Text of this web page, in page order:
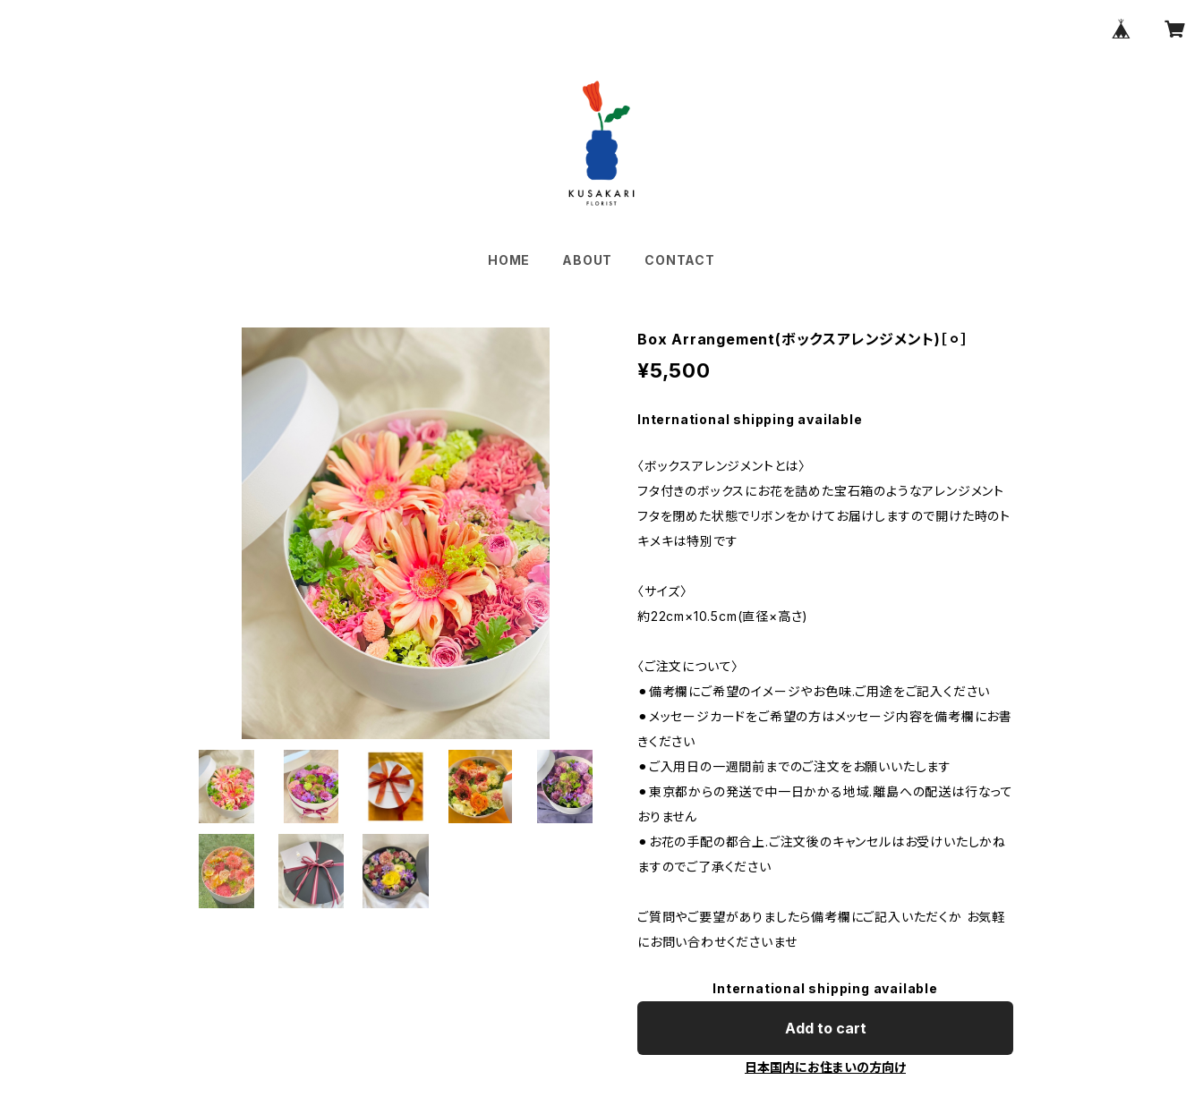
HOME ABOUT CONTACT
Box Arrangement(ボックスアレンジメント)［⚪︎］
¥5,500
International shipping available
〈ボックスアレンジメントとは〉
フタ付きのボックスにお花を詰めた宝石箱のようなアレンジメント
フタを閉めた状態でリボンをかけてお届けしますので開けた時のト
キメキは特別です
〈サイズ〉
約22cm×10.5cm(直径×高さ)
〈ご注文について〉
⚫︎備考欄にご希望のイメージやお色味.ご用途をご記入ください
⚫︎メッセージカードをご希望の方はメッセージ内容を備考欄にお書
きください
⚫︎ご入用日の一週間前までのご注文をお願いいたします
⚫︎東京都からの発送で中一日かかる地域.離島への配送は行なって
おりません
⚫︎お花の手配の都合上.ご注文後のキャンセルはお受けいたしかね
ますのでご了承ください
ご質問やご要望がありましたら備考欄にご記入いただくか お気軽
にお問い合わせくださいませ
International shipping available
Add to cart
日本国内にお住まいの方向け